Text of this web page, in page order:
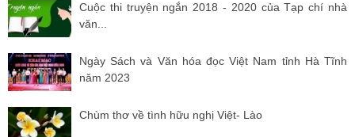
Cuộc thi truyện ngắn 2018 - 2020 của Tạp chí nhà
văn...
Ngày Sách và Văn hóa đọc Việt Nam tỉnh Hà Tĩnh
năm 2023
Chùm thơ về tình hữu nghị Việt- Lào